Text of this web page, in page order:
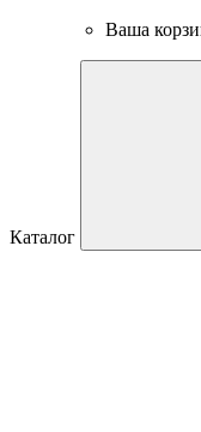
Ваша
Каталог